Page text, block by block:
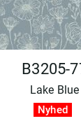
B3205-
Lake Blue
Nyhed